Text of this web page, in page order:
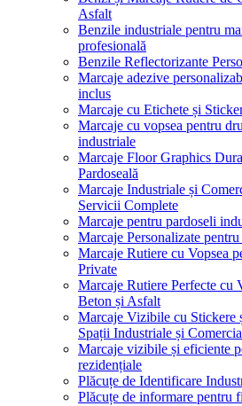
Asfalt
Benzile industriale pentru
profesională
Benzile Reflectorizante
Marcaje adezive
inclus
Marcaje cu Etichete și
Marcaje cu vopsea pentru
industriale
Marcaje Floor Graphics
Pardoseală
Marcaje Industriale și
Servicii Complete
Marcaje pentru pardoseli
Marcaje Personalizate
Marcaje Rutiere cu Vopsea
Private
Marcaje Rutiere Perfecte cu
Beton și Asfalt
Marcaje Vizibile cu Stickere
Spații Industriale și
Marcaje vizibile și eficiente
rezidențiale
Plăcuțe de Identificare
Plăcuțe de informare pentru